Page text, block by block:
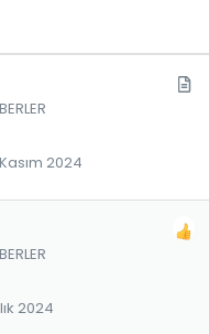
2024
2024